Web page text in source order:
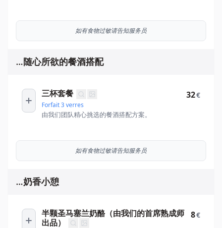
如有食物过敏请告知服务员
…随心所欲的餐酒搭配
三杯套餐
Forfait 3 verres
由我们团队精心挑选的餐酒搭配方案。
32€
如有食物过敏请告知服务员
…奶香小憩
半颗圣马塞兰奶酪（由我们的首席熟成师
出品）
8€